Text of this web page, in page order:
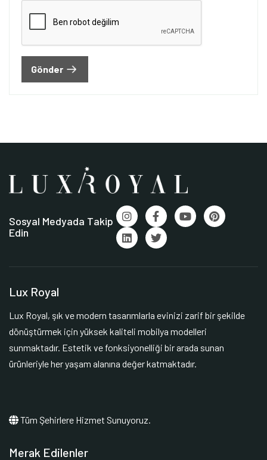
Gönder
Sosyal Medyada Takip
Edin
Lux Royal
Lux Royal, şık ve modern tasarımlarla evinizi zarif bir şekilde
dönüştürmek için yüksek kaliteli mobilya modelleri
sunmaktadır. Estetik ve fonksiyonelliği bir arada sunan
ürünleriyle her yaşam alanına değer katmaktadır.
Tüm Şehirlere Hizmet Sunuyoruz.
Merak Edilenler